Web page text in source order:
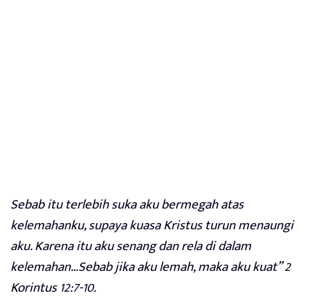
Sebab itu terlebih suka aku bermegah atas
kelemahanku, supaya kuasa Kristus turun menaungi
aku. Karena itu aku senang dan rela di dalam
kelemahan…Sebab jika aku lemah, maka aku kuat” 2
Korintus 12:7-10.